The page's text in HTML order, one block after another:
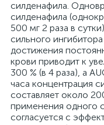
силденафила.
силденафила
500 мг 2 раза в
сильного
достижения
крови приводит к
300 % (в 4 раза), a
часа концентрация
составляет около
применения одного
согласуется с